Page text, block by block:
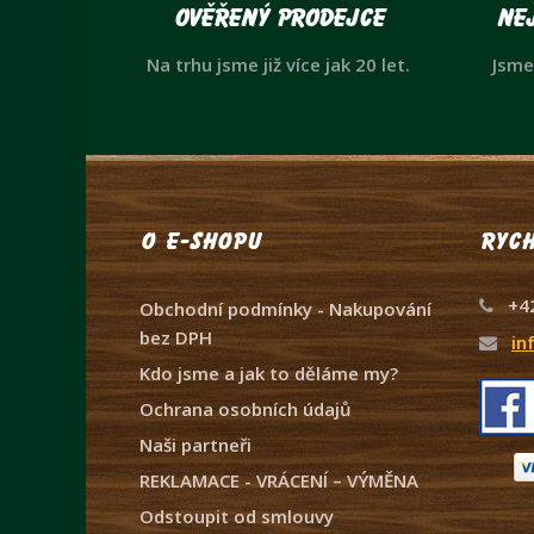
Ověřený prodejce
Na trhu jsme již více jak 20 let.
O e-shopu
Obchodní podmínky - Nakupování
bez DPH
Kdo jsme a jak to děláme my?
Ochrana osobních údajů
Naši partneři
REKLAMACE - VRÁCENÍ – VÝMĚNA
Odstoupit od smlouvy